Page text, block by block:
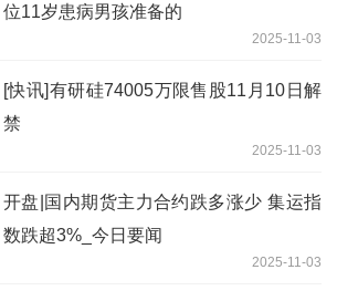
位11岁患病男孩准备的
2025-11-03
[快讯]有研硅74005万限售股11月10日解
禁
2025-11-03
开盘|国内期货主力合约跌多涨少 集运指
数跌超3%_今日要闻
2025-11-03